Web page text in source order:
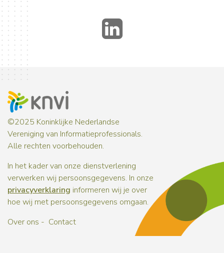
©2025 Koninklijke Nederlandse
Vereniging van Informatieprofessionals.
Alle rechten voorbehouden.
In het kader van onze dienstverlening
verwerken wij persoonsgegevens. In onze
privacyverklaring informeren wij je over
hoe wij met persoonsgegevens omgaan.
Over ons
Contact